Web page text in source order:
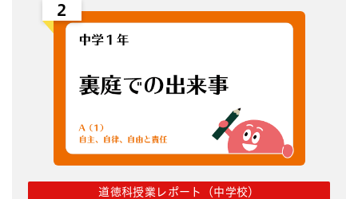
2
道徳科授業レポート（中学校）